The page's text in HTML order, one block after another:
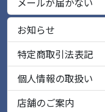
お知らせ
特定商取引法表記
個人情報の取扱い
店舗のご案内